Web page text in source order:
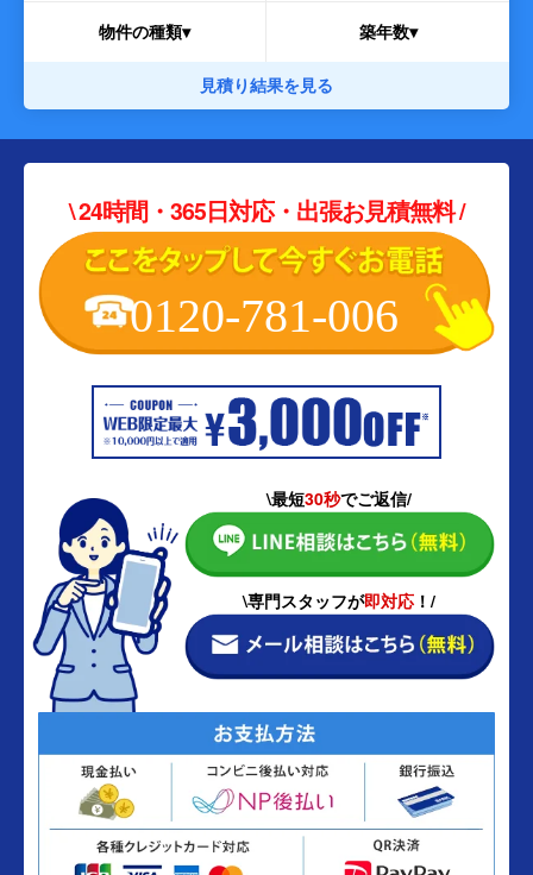
物件の種類▾ 築年数▾
見積り結果を見る
\ 24時間・365日対応・出張お見積無料 /
0120-781-006
\最短30秒でご返信/
\専門スタッフが即対応 ！/